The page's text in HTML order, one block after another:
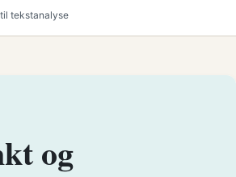
tekstanalyse
og